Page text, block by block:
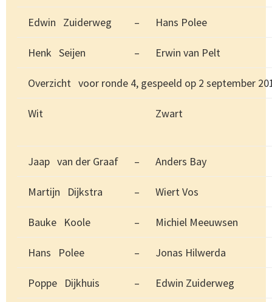
Edwin Zuiderweg – Hans Polee
Henk Seijen – Erwin van Pelt
Overzicht voor ronde 4, gespeeld op 2 september
Wit Zwart
Jaap van der Graaf – Anders Bay
Martijn Dijkstra – Wiert Vos
Bauke Koole – Michiel Meeuwsen
Hans Polee – Jonas Hilwerda
Poppe Dijkhuis – Edwin Zuiderweg